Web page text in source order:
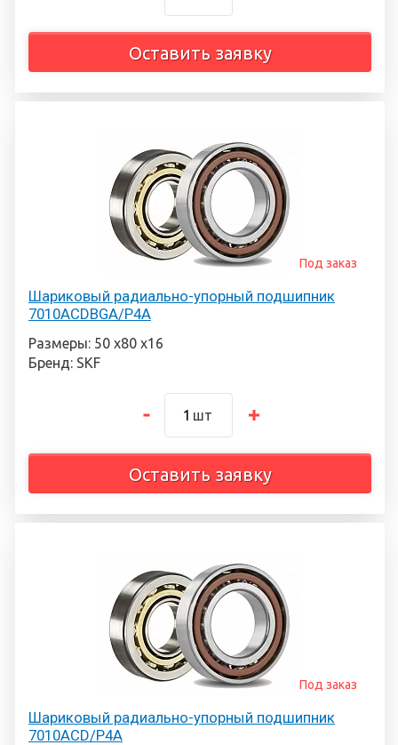
Оставить заявку
Шариковый радиально-упорный подшипник
7010ACDBGA/P4A
Под заказ
Размеры: 50 х80 х16
Бренд: SKF
шт
Оставить заявку
Шариковый радиально-упорный подшипник
7010ACD/P4A
Под заказ